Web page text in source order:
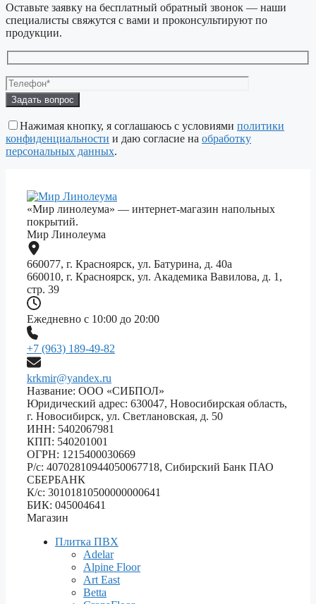
Оставьте заявку на бесплатный обратный звонок — наши
специалисты свяжутся с вами и проконсультируют по
продукции.
Оставьте
это
поле
пустым.
Нажимая кнопку, я соглашаюсь с условиями политики
конфиденциальности и даю согласие на обработку
персональных данных.
«Мир линолеума» — интернет-магазин напольных
покрытий.
Мир Линолеума
660077, г. Красноярск, ул. Батурина, д. 40а
660010, г. Красноярск, ул. Академика Вавилова, д. 1,
стр. 39
Ежедневно с 10:00 до 20:00
+7 (963) 189-49-82
krkmir@yandex.ru
Название: ООО «СИБПОЛ»
Юридический адрес: 630047, Новосибирская область,
г. Новосибирск, ул. Светлановская, д. 50
ИНН: 5402067981
КПП: 540201001
ОГРН: 1215400030669
Р/с: 40702810944050067718, Сибирский Банк ПАО
СБЕРБАНК
К/с: 30101810500000000641
БИК: 045004641
Магазин
Плитка ПВХ
Adelar
Alpine Floor
Art East
Betta